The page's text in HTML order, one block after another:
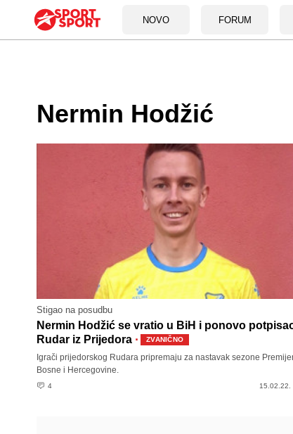
NOVO FORUM
Nermin Hodžić
Stigao na posudbu
Nermin Hodžić se vratio u BiH i ponovo
Rudar iz Prijedora · ZVANIČNO
Igrači prijedorskog Rudara pripremaju za nastavak sezone
Bosne i Hercegovine.
4 15.02.22.